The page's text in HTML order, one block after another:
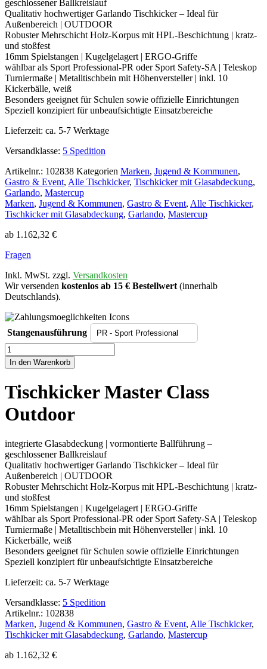
geschlossener Ballkreislauf
Qualitativ hochwertiger Garlando Tischkicker – Ideal für
Außenbereich | OUTDOOR
Robuster Mehrschicht Holz-Korpus mit HPL-Beschichtung | kratz-
und stoßfest
16mm Spielstangen | Kugelgelagert | ERGO-Griffe
wählbar als Sport Professional-PR oder Sport Safety-SA | Teleskop
Turniermaße | Metalltischbein mit Höhenversteller | inkl. 10
Kickerbälle, weiß
Besonders geeignet für Schulen sowie offizielle Einrichtungen
Speziell konzipiert für unbeaufsichtigte Einsatzbereiche
Lieferzeit: ca. 5-7 Werktage
Versandklasse: 5 Spedition
Artikelnr.: 102838 Kategorien Marken, Jugend & Kommunen,
Gastro & Event, Alle Tischkicker, Tischkicker mit Glasabdeckung,
Garlando, Mastercup
Marken, Jugend & Kommunen, Gastro & Event, Alle Tischkicker,
Tischkicker mit Glasabdeckung, Garlando, Mastercup
ab 1.162,32 €
Fragen
Inkl. MwSt. zzgl. Versandkosten
Wir versenden kostenlos ab 15 € Bestellwert (innerhalb
Deutschlands).
Stangenausführung
Tischkicker
Master
Class
Menge
In den Warenkorb
Tischkicker Master Class
Outdoor
integrierte Glasabdeckung | vormontierte Ballführung –
geschlossener Ballkreislauf
Qualitativ hochwertiger Garlando Tischkicker – Ideal für
Außenbereich | OUTDOOR
Robuster Mehrschicht Holz-Korpus mit HPL-Beschichtung | kratz-
und stoßfest
16mm Spielstangen | Kugelgelagert | ERGO-Griffe
wählbar als Sport Professional-PR oder Sport Safety-SA | Teleskop
Turniermaße | Metalltischbein mit Höhenversteller | inkl. 10
Kickerbälle, weiß
Besonders geeignet für Schulen sowie offizielle Einrichtungen
Speziell konzipiert für unbeaufsichtigte Einsatzbereiche
Lieferzeit: ca. 5-7 Werktage
Versandklasse: 5 Spedition
Artikelnr.: 102838
Marken, Jugend & Kommunen, Gastro & Event, Alle Tischkicker,
Tischkicker mit Glasabdeckung, Garlando, Mastercup
ab 1.162,32 €